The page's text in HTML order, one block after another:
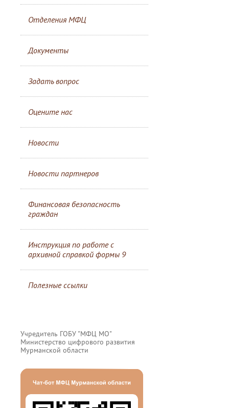
Отделения МФЦ
Документы
Задать вопрос
Оцените нас
Новости
Новости партнеров
Финансовая безопасность
граждан
Инструкция по работе с
архивной справкой формы 9
Полезные ссылки
Учредитель ГОБУ "МФЦ МО"
Министерство цифрового развития
Мурманской области